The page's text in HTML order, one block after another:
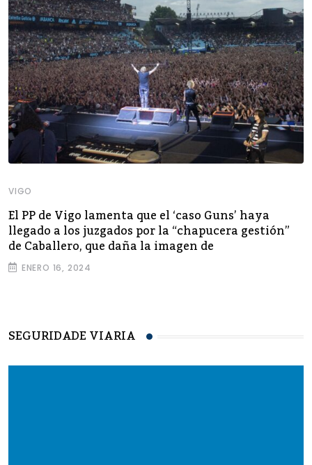
VIGO
El PP de Vigo lamenta que el ‘caso Guns’ haya
llegado a los juzgados por la “chapucera gestión”
de Caballero, que daña la imagen de
ENERO 16, 2024
SEGURIDADE VIARIA